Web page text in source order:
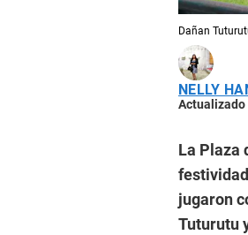
Dañan
NELLY
Actualizado
La Plaza
jugaron
Tuturutu